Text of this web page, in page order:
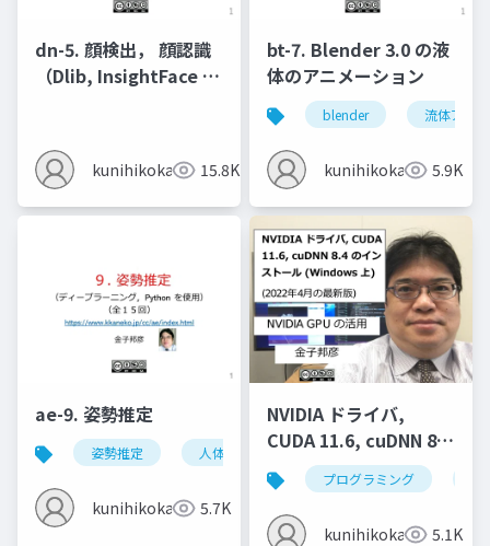
dn-5. 顔検出， 顔認識
（Dlib, InsightFace を
kunihikokaneko15.8K
bt-7. Blender 3.0 の液
体のアニメーション
blender 流体アニ
kunihikokaneko5.9K
ae-9. 姿勢推定
姿勢推定 人体の姿勢推定 頭部の姿勢推定
kunihikokaneko5.7K
NVIDIA ドライバ,
CUDA 11.6, cuDNN 8.4
のインストール
(Windows 上) (2022年
4月の最新版)
プログラミング
kunihikokaneko5.1K